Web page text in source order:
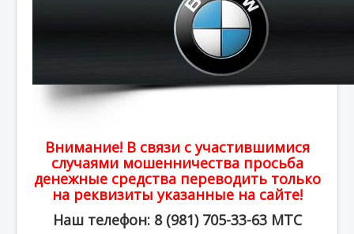
Внимание! В связи с участившимися
случаями мошенничества просьба
денежные средства переводить только
на реквизиты указанные на сайте!
Наш телефон: 8 (981) 705-33-63 МТС